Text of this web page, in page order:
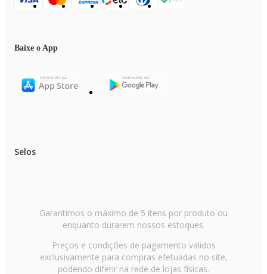
Baixe o App
Selos
Garantimos o máximo de 5 itens por produto ou
enquanto durarem nossos estoques.
Preços e condições de pagamento válidos
exclusivamente para compras efetuadas no site,
podendo diferir na rede de lojas físicas.